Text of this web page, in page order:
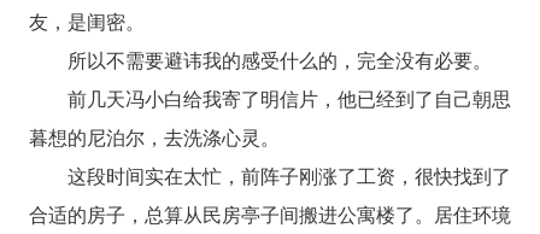
友，是闺密。
所以不需要避讳我的感受什么的，完全没有必要。
前几天冯小白给我寄了明信片，他已经到了自己朝思
暮想的尼泊尔，去洗涤心灵。
这段时间实在太忙，前阵子刚涨了工资，很快找到了
合适的房子，总算从民房亭子间搬进公寓楼了。居住环境